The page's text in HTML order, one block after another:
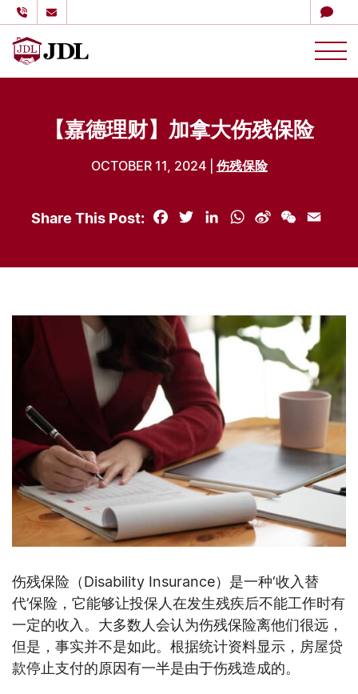
多伦多嘉德理财
【嘉德理财】加拿大伤残保险
OCTOBER 11, 2024 | 伤残保险
Share This Post: Facebook
TwitterLinkedInWhatsApp
Sina
WeChat
伤残保险（Disability Insurance）是一种‘收入替
代’保险，它能够让投保人在发生残疾后不能工作时有
一定的收入。大多数人会认为伤残保险离他们很远，
但是，事实并不是如此。根据统计资料显示，房屋贷
款停止支付的原因有一半是由于伤残造成的。